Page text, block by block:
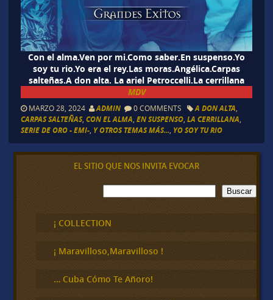
Con el alma.Ven por mi.Como saber.En suspenso.Yo
soy tu rio.Yo era el rey.Las moras.Angélica.Carpas
salteñas.A don alta. La ariel Petroccelli.La cerrillana
MDV
MARZO 28, 2024 ADMIN 0 COMMENTS A DON ALTA
CARPAS SALTEÑAS, CON EL ALMA EN SUSPENSO, LA CERRILLANA
SERIE DE ORO - EMI-, Y OTROS TEMAS MÁS... YO SOY TU RIO
EL SITIO QUE NOS INVITA EVOCAR
B
u
c
a
Buscar
¡ COLLECTION
¡ Maravilloso,Maravilloso !
… Cuba Cómo Te Añoro!